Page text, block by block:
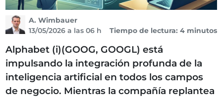
A. Wimbauer
13/05/2026 a las 06 h
Tiempo de lectura: 4 minutos
Alphabet (i)(GOOG, GOOGL) está
impulsando la integración profunda de la
inteligencia artificial en todos los campos
de negocio. Mientras la compañía replantea